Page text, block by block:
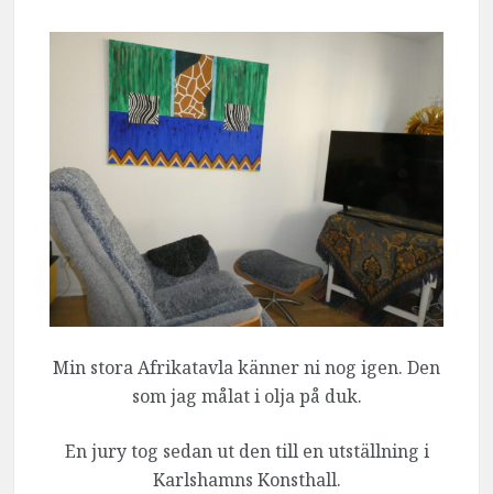
Min stora Afrikatavla känner ni nog igen. Den
som jag målat i olja på duk.
En jury tog sedan ut den till en utställning i
Karlshamns Konsthall.